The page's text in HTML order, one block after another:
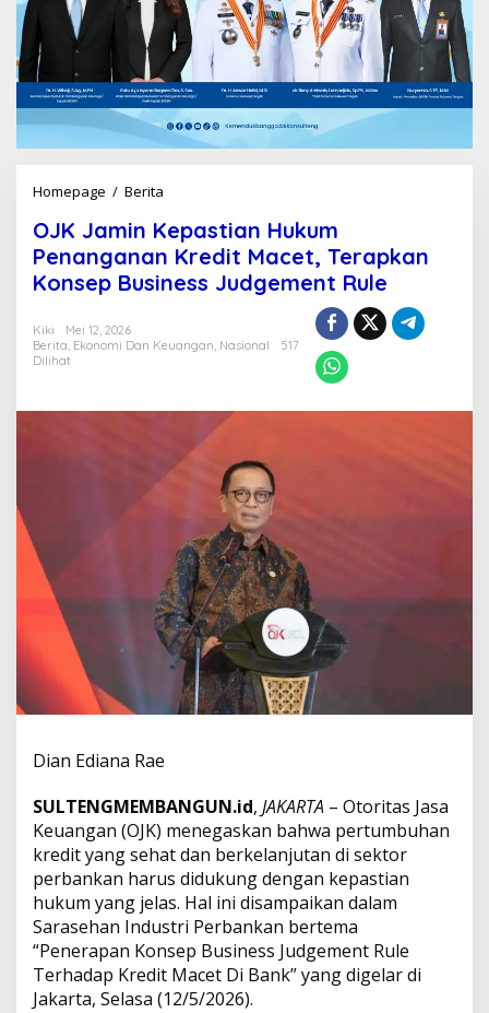
Homepage / Berita
K
J
a
m
K
a
u
m
P
e
n
n
r
e
d
i
M
a
c
e
OJK Jamin Kepastian Hukum
Penanganan Kredit Macet, Terapkan
Konsep Business Judgement Rule
Kiki
Mei 12, 2026
Berita Ekonomi Dan Keuangan Nasional
517
Dilihat
Dian Ediana Rae
SULTENGMEMBANGUN.id, JAKARTA – Otoritas Jasa
Keuangan (OJK) menegaskan bahwa pertumbuhan
kredit yang sehat dan berkelanjutan di sektor
perbankan harus didukung dengan kepastian
hukum yang jelas. Hal ini disampaikan dalam
Sarasehan Industri Perbankan bertema
“Penerapan Konsep Business Judgement Rule
Terhadap Kredit Macet Di Bank” yang digelar di
Jakarta, Selasa (12/5/2026).